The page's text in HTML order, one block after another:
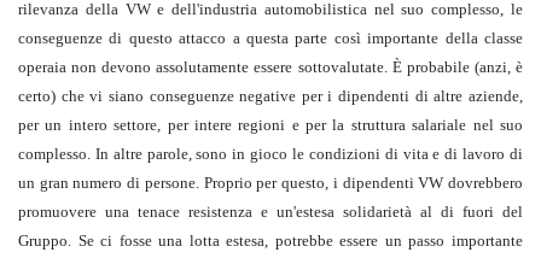
rilevanza della VW e dell'industria automobilistica nel suo complesso, le
conseguenze di questo attacco a questa parte così importante della classe
operaia non devono assolutamente essere sottovalutate. È probabile (anzi, è
certo) che vi siano conseguenze negative per i dipendenti di altre aziende,
per un intero settore, per intere regioni e per la struttura salariale nel suo
complesso. In altre parole, sono in gioco le condizioni di vita e di lavoro di
un gran numero di persone. Proprio per questo, i dipendenti VW dovrebbero
promuovere una tenace resistenza e un'estesa solidarietà al di fuori del
Gruppo. Se ci fosse una lotta estesa, potrebbe essere un passo importante